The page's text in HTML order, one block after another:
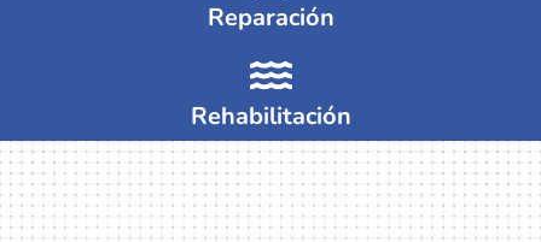
Reparación
Rehabilitación